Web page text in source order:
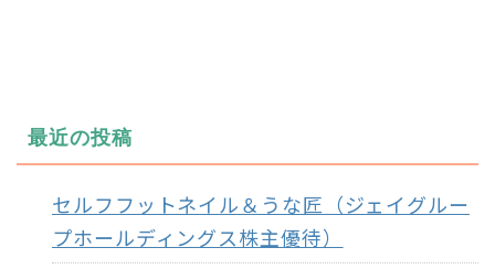
最近の投稿
セルフフットネイル＆うな匠（ジェイグルー
プホールディングス株主優待）